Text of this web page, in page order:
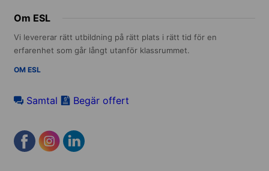
Om ESL
Vi levererar rätt utbildning på rätt plats i rätt tid för en
erfarenhet som går långt utanför klassrummet.
OM ESL
Samtal Begär offert